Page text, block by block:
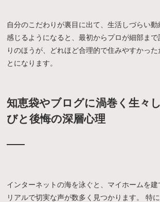
自分のこだわりが裏目に出て、生活しづらい
感じるようになると、最初からプロが細部ま
りのほうが、どれほど合理的で住みやすかった
とになります。
知恵袋やブログに渦巻く生々
びと後悔の深層心理
インターネットの海を泳ぐと、マイホームを
リアルで切実な声が数多く見つかります。 特